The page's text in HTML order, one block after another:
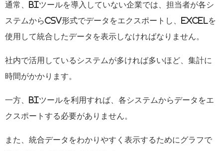
通常、 BIツールを導入していない企業では、担当者が各シ
ステムからCSV形式でデータをエクスポートし、 Excel
を
使用して統合したデータを表示しなければなりません。
社内で活用しているシステムが多ければ多いほど、集計に
時間がかかります。
一方、 BIツールを利用すれば、各システムからデータをエ
クスポートする必要がありません。
また、統合データをわかりやすく表示するためにグラフで